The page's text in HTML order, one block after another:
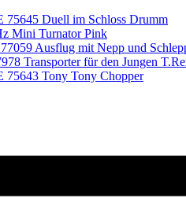
Duell im Schloss Drumm
Mini Turnator Pink
Ausflug mit Nepp und
Transporter für den Jungen
Tony Tony Chopper